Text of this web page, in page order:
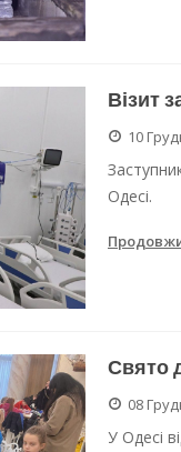
Візит
10
Одесі.
Свято
08
У Одесі